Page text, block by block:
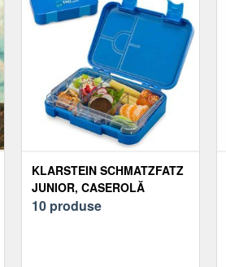
KLARSTEIN SCHMATZFATZ
JUNIOR, CASEROLĂ
PENTRU GUSTARE, 6
10 produse